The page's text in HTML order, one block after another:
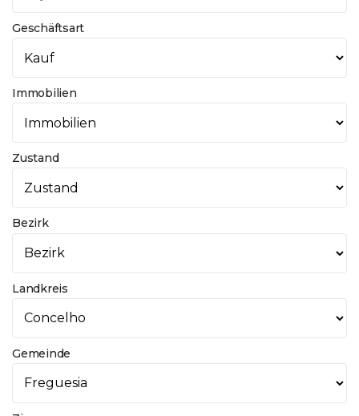
Geschäftsart
Immobilien
Zustand
Bezirk
Landkreis
Gemeinde